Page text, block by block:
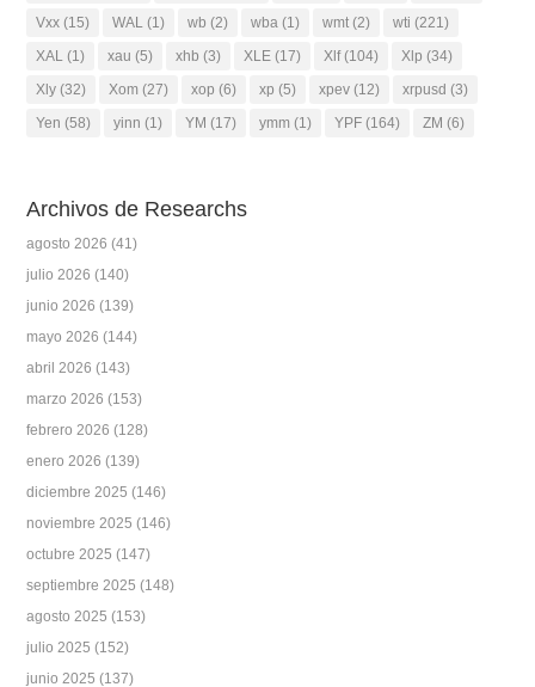
Vxx (15) WAL (1) wb (2) wba (1) wmt (2) wti (221)
XAL (1) xau (5) xhb (3) XLE (17) Xlf(104) Xlp (34)
Xly (32) Xom (27) xop (6) xp (5) xpev (12) xrpusd (3)
Yen (58) yinn (1) YM (17) ymm (1) YPF (164) ZM (6)
Archivos de Researchs
agosto 2026 (41)
julio 2026 (140)
junio 2026 (139)
mayo 2026 (144)
abril 2026 (143)
marzo 2026 (153)
febrero 2026 (128)
enero 2026 (139)
diciembre 2025 (146)
noviembre 2025 (146)
octubre 2025 (147)
septiembre 2025 (148)
agosto 2025 (153)
julio 2025 (152)
junio 2025 (137)